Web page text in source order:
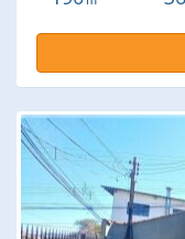
Home Office com
também oferece
gourmet integrada
momentos com as
lavanderia e 2
sofisticado, com
essa oportunidade,